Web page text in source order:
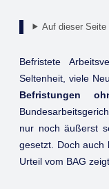
Auf dieser Seite
Befristete
Seltenheit, viele
Befristungen
nur noch äußerst
gesetzt. Doch auch
Urteil vom BAG zeigt.